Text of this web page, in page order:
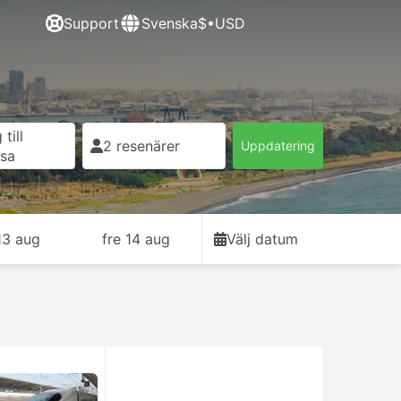
Support Svenska$•USD
till
2 resenärer Uppdatering
aug fre 14 aug Välj datum